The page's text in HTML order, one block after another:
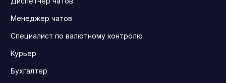
Менеджер чатов
Специалист по валютному контролю
Курьер
Бухгалтер